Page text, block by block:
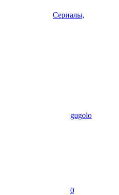
Сериалы,
gugolo
0